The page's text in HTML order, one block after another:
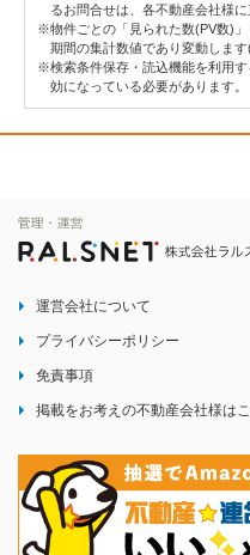
るお問合せは、各不動産会社様に
※物件ごとの「見られた数(PV数)
期間の集計数値であり変動しま
※検索条件保存・読込機能を利用
効になっている必要があります。
運営会社について
プライバシーポリシー
免責事項
掲載をお考えの不動産会社様は